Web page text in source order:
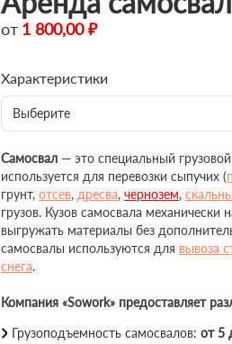
от 1 800,00 ₽
Характеристики
Выберите
Самосвал — это специальный
используется для перевозки сыпучих (
грунт, отсев, дресва, чернозем,
грузов. Кузов самосвала механически
выгружать материалы без
самосвалы используются для вывоза
снега.
Компания «Sowork» предоставляет
Грузоподъемность самосвалов: от 5